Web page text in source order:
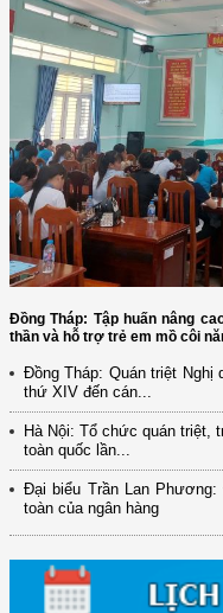
Đồng Tháp: Tập huấn nâng
thần và hỗ trợ trẻ em mồ côi
Đồng Tháp: Quán triệt Nghị
thứ XIV đến cán...
Hà Nội: Tổ chức quán triệt,
toàn quốc lần...
Đại biểu Trần Lan
toàn của ngân hàng
(12/TB-HĐKH) V/v đăng ký,
đổi mới ...
(898/KH/ĐCT) Kế hoạch
(417/QĐ-BNNMT) Quyết
xây dựng ...